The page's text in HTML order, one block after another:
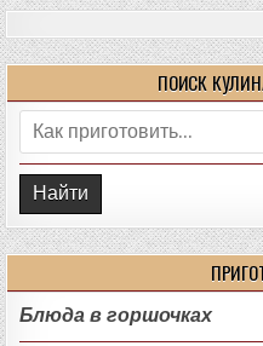
ПОИСК
Поиск:
Блюда в горшочках